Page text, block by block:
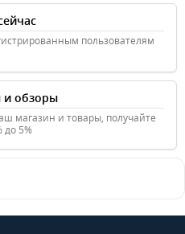
пользователям
и обзоры
магазин и товары, получайте
до 5%